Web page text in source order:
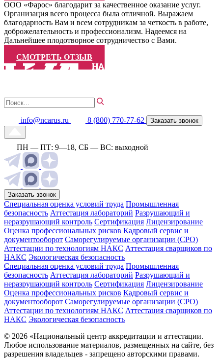
ООО «Фарос» благодарит за качественное оказание услуг.
Организация всего процесса была отличной. Выражаем
благодарность Вам и всем сотрудникам за четкость в работе,
доброжелательность и профессионализм. Надеемся на
Дальнейшее плодотворное сотрудничество с Вами.
СМОТРЕТЬ ОТЗЫВ
info@ncarus.ru 8 (800) 770-77-62 Заказать звонок
ПН — ПТ: 9—18, СБ — ВС: выходной
Заказать звонок
Специальная оценка условий труда Промышленная
безопасность Аттестация лабораторий Разрушающий и
неразрушающий контроль Сертификация Лицензирование
Оценка профессиональных рисков Кадровый сервис и
документооборот Cаморегулируемые организации (СРО)
Аттестации по технологиям НАКС Аттестация сварщиков по
НАКС Экологическая безопасность
Специальная оценка условий труда Промышленная
безопасность Аттестация лабораторий Разрушающий и
неразрушающий контроль Сертификация Лицензирование
Оценка профессиональных рисков Кадровый сервис и
документооборот Cаморегулируемые организации (СРО)
Аттестации по технологиям НАКС Аттестация сварщиков по
НАКС Экологическая безопасность
© 2026 «Национальный центр аккредитации и аттестации.
Любое использование материалов, размещенных на сайте, без
разрешения владельцев - запрещено авторскими правами.